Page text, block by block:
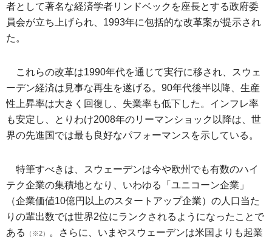
者として著名な経済学者リンドベックを座長とする政府委
員会が立ち上げられ、1993年に包括的な改革案が提示され
た。
これらの改革は1990年代を通じて実行に移され、スウェ
ーデン経済は見事な再生を遂げる。90年代後半以降、生産
性上昇率は大きく回復し、失業率も低下した。インフレ率
も安定し、とりわけ2008年のリーマンショック以降は、世
界の先進国では最も良好なパフォーマンスを示している。
特筆すべきは、スウェーデンは今や欧州でも有数のハイ
テク企業の集積地となり、いわゆる「ユニコーン企業」
（企業価値10億円以上のスタートアップ企業）の人口当た
りの輩出数では世界2位にランクされるようになったことで
ある
（※2） 。さらに、いまやスウェーデンは米国よりも起業